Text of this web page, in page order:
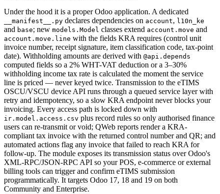
Under the hood it is a proper Odoo application. A dedicated
__manifest__.py declares dependencies on account, l10n_ke
and base; new models.Model classes extend account.move and
account.move.line with the fields KRA requires (control unit
invoice number, receipt signature, item classification code, tax-point
date). Withholding amounts are derived with @api.depends
computed fields so a 2% WHT-VAT deduction or a 3–30%
withholding income tax rate is calculated the moment the service
line is priced — never keyed twice. Transmission to the eTIMS
OSCU/VSCU device API runs through a queued service layer with
retry and idempotency, so a slow KRA endpoint never blocks your
invoicing. Every access path is locked down with
ir.model.access.csv plus record rules so only authorised finance
users can re-transmit or void; QWeb reports render a KRA-
compliant tax invoice with the returned control number and QR; and
automated actions flag any invoice that failed to reach KRA for
follow-up. The module exposes its transmission status over Odoo's
XML-RPC/JSON-RPC API so your POS, e-commerce or external
billing tools can trigger and confirm eTIMS submission
programmatically. It targets Odoo 17, 18 and 19 on both
Community and Enterprise.